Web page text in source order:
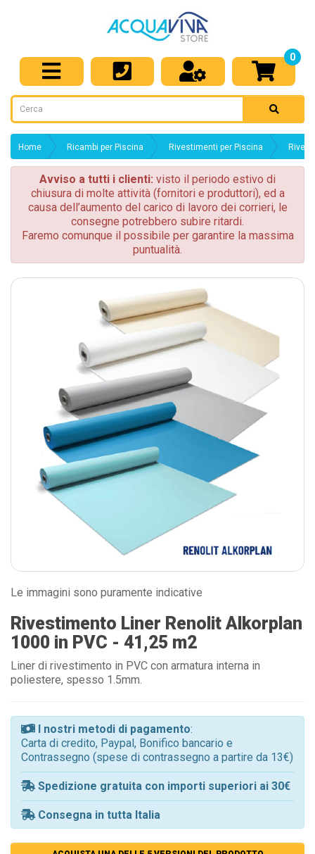
0
Home Ricambi per Piscina Rivestimenti per Piscina
Avviso a tutti i clienti: visto il periodo estivo di
chiusura di molte attività (fornitori e produttori), ed a
causa dell’aumento del carico di lavoro dei corrieri, le
consegne potrebbero subire ritardi.
Faremo comunque il possibile per garantire la massima
puntualità.
Le immagini sono puramente indicative
Rivestimento Liner Renolit Alkorplan
1000 in PVC - 41,25 m2
Liner di rivestimento in PVC con armatura interna in
poliestere, spesso 1.5mm.
I nostri metodi di pagamento:
Carta di credito, Paypal, Bonifico bancario e
Contrassegno (spese di contrassegno a partire da 13€)
Spedizione gratuita con importi superiori ai 30€
Consegna in tutta Italia